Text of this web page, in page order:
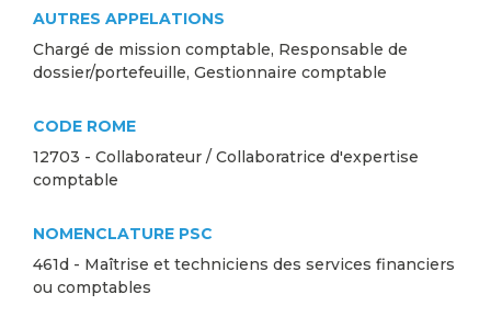
AUTRES APPELATIONS
Chargé de mission comptable, Responsable de
dossier/portefeuille, Gestionnaire comptable
CODE ROME
12703 - Collaborateur / Collaboratrice d'expertise
comptable
NOMENCLATURE PSC
461d - Maîtrise et techniciens des services financiers
ou comptables